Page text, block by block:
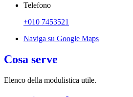
Telefono
+010 7453521
Naviga su Google Maps
Cosa serve
Elenco della modulistica utile.